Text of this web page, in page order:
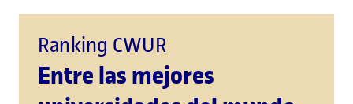
Ranking CWUR
Entre las mejores